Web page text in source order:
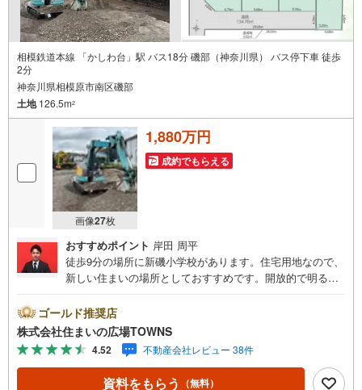
相模鉄道本線 「かしわ台」駅 バス18分 磯部（神奈川県） バス停下車 徒歩
2分
神奈川県相模原市南区磯部
土地126.5m2
画像27枚
1,880万円
成約でもらえる
おすすめポイント 岸田 周平
徒歩9分の場所に新磯小学校があります。住宅用地なので、
新しい住まいの場所としておすすめです。開放的で明るく
ーズも高くおすすめです。売地をお探しの方に是非見て頂
きたいイチオシの土地です。土地面積は126.5平米（公簿）
で一押しです。【年中無休/9:00～21:00】人気物件は特に
お問い合わせが集中するため、お早めにお電話下さい。
「室内・現地を見学する」ボタンよりご予約頂くとご見学
ゴールド推奨店
株式会社住まいの広場TOWNS
4.52 不動産会社レビュー 38件
資料をもらう （無料）